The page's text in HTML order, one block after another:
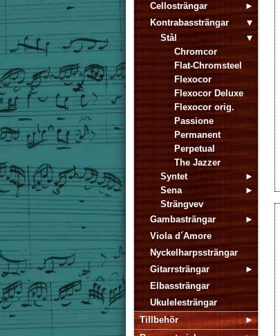
Cellosträngar
Kontrabassträngar
Stål
Chromcor
Flat-Chromsteel
Flexocor
Flexocor Deluxe
Flexocor orig.
Passione
Permanent
Perpetual
The Jazzer
Syntet
Sena
Strängvev
Gambasträngar
Viola d´Amore
Nyckelharpssträngar
Gitarrsträngar
Elbassträngar
Ukulelesträngar
Tillbehör